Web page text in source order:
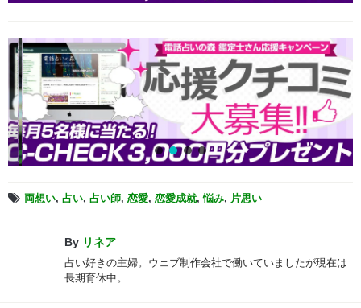
両想い, 占い, 占い師, 恋愛, 恋愛成就,悩み, 片思い
By リネア
占い好きの主婦。ウェブ制作会社で働いていましたが現在は
長期育休中。